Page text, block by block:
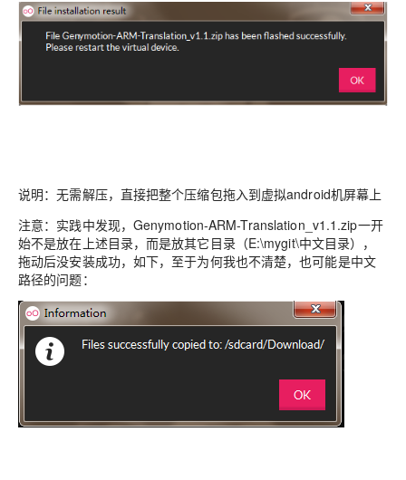
说明：无需解压，直接把整个压缩包拖入到虚拟android机屏幕上
注意：实践中发现，Genymotion-ARM-Translation_v1.1.zip一开
始不是放在上述目录，而是放其它目录（E:\mygit\中文目录），
拖动后没安装成功，如下，至于为何我也不清楚，也可能是中文
路径的问题：